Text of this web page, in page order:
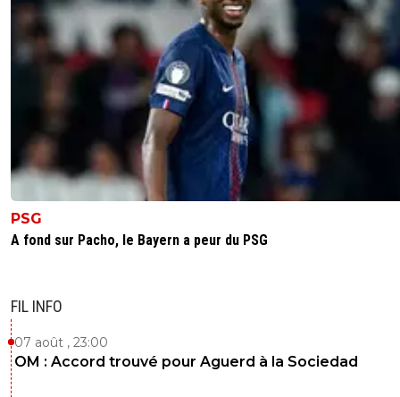
PSG
A fond sur Pacho, le Bayern a peur du PSG
FIL INFO
07 août , 23:00
OM : Accord trouvé pour Aguerd à la Sociedad